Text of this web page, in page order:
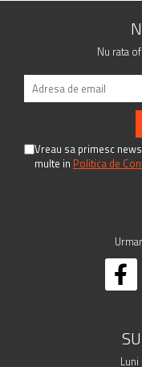
Nu rata
Vreau sa primesc
multe in Politica de